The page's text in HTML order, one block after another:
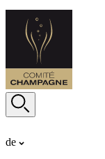
de